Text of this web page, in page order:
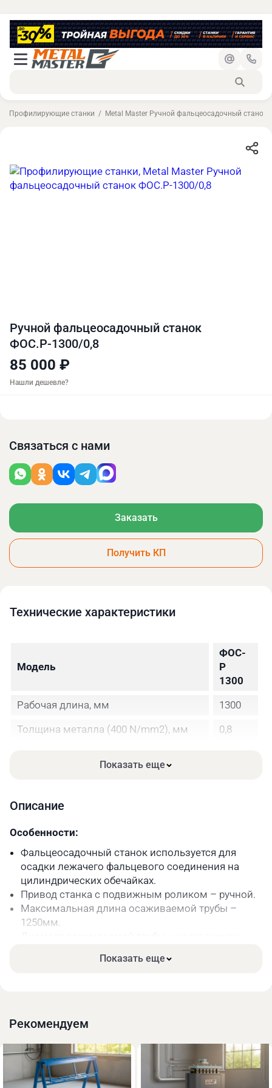
Профилирующие станки Metal Master Ручной фальцеосадочный станок
Ручной фальцеосадочный станок
ФОС.Р-1300/0,8
85 000 ₽
Нашли дешевле?
Связаться с нами
Заказать
Получить КП
Технические xарактеристики
Модель
ФОС-
Р
1300
Рабочая длина, мм
1300
Толщина металла (400 N/mm2), мм
0,8
подвергаемый осадке, мм
Показать еще
Описание
Особенности:
Фальцеосадочный станок используется для
осадки лежачего фальцевого соединения на
цилиндрических обечайках.
Привод станка с подвижным роликом – ручной.
Максимальная длина осаживаемой трубы –
1250мм.
фальцеосадочного станка, делает его
Дополнительные опции:
Напольная стойка
Показать еще
Рекомендуем